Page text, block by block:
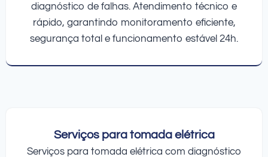
diagnóstico de falhas. Atendimento técnico e
rápido, garantindo monitoramento eficiente,
segurança total e funcionamento estável 24h.
Serviços para tomada elétrica
Serviços para tomada elétrica com diagnóstico